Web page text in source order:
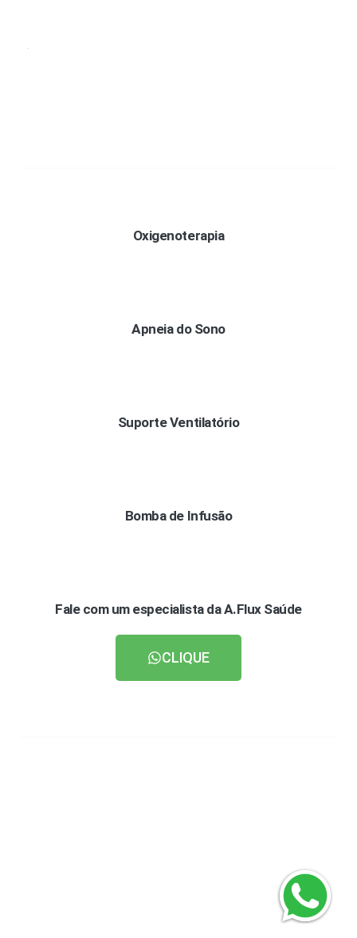
Oxigenoterapia
Apneia do Sono
Suporte Ventilatório
Bomba de Infusão
Fale com um especialista da A.Flux Saúde
CLIQUE